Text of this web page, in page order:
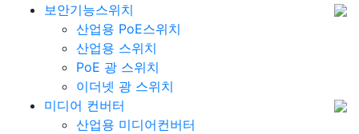
보안기능스위치
산업용 PoE스위치
산업용 스위치
PoE 광 스위치
이더넷 광 스위치
미디어 컨버터
산업용 미디어컨버터